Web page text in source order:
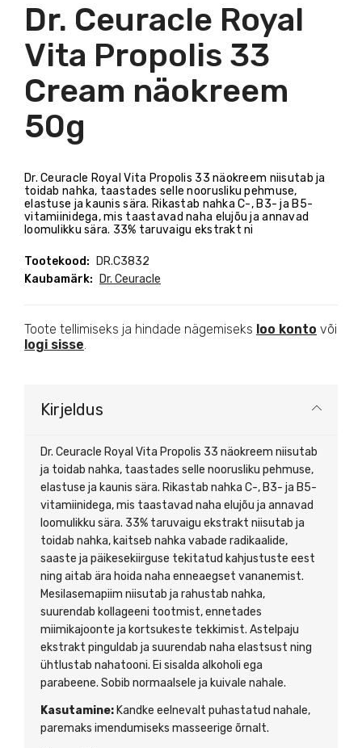
Dr. Ceuracle Royal
Vita Propolis 33
Cream näokreem
50g
Dr. Ceuracle Royal Vita Propolis 33 näokreem niisutab ja
toidab nahka, taastades selle noorusliku pehmuse,
elastuse ja kaunis sära. Rikastab nahka C-, B3- ja B5-
vitamiinidega, mis taastavad naha elujõu ja annavad
loomulikku sära. 33% taruvaigu ekstrakt ni
Tootekood:
DR.C3832
Kaubamärk:
Dr. Ceuracle
Toote tellimiseks ja hindade nägemiseks loo konto või
logi sisse.
Kirjeldus
Dr. Ceuracle Royal Vita Propolis 33 näokreem niisutab
ja toidab nahka, taastades selle noorusliku pehmuse,
elastuse ja kaunis sära. Rikastab nahka C-, B3- ja B5-
vitamiinidega, mis taastavad naha elujõu ja annavad
loomulikku sära. 33% taruvaigu ekstrakt niisutab ja
toidab nahka, kaitseb nahka vabade radikaalide,
saaste ja päikesekiirguse tekitatud kahjustuste eest
ning aitab ära hoida naha enneaegset vananemist.
Mesilasemapiim niisutab ja rahustab nahka,
suurendab kollageeni tootmist, ennetades
miimikajoonte ja kortsukeste tekkimist. Astelpaju
ekstrakt pinguldab ja suurendab naha elastsust ning
ühtlustab nahatooni. Ei sisalda alkoholi ega
parabeene. Sobib normaalsele ja kuivale nahale.
Kasutamine: Kandke eelnevalt puhastatud nahale,
paremaks imendumiseks masseerige õrnalt.